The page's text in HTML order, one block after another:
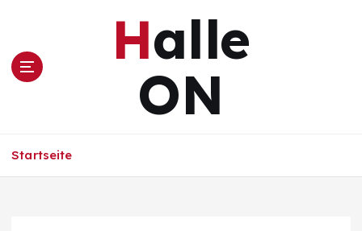
s
Halle
ON
Startseite